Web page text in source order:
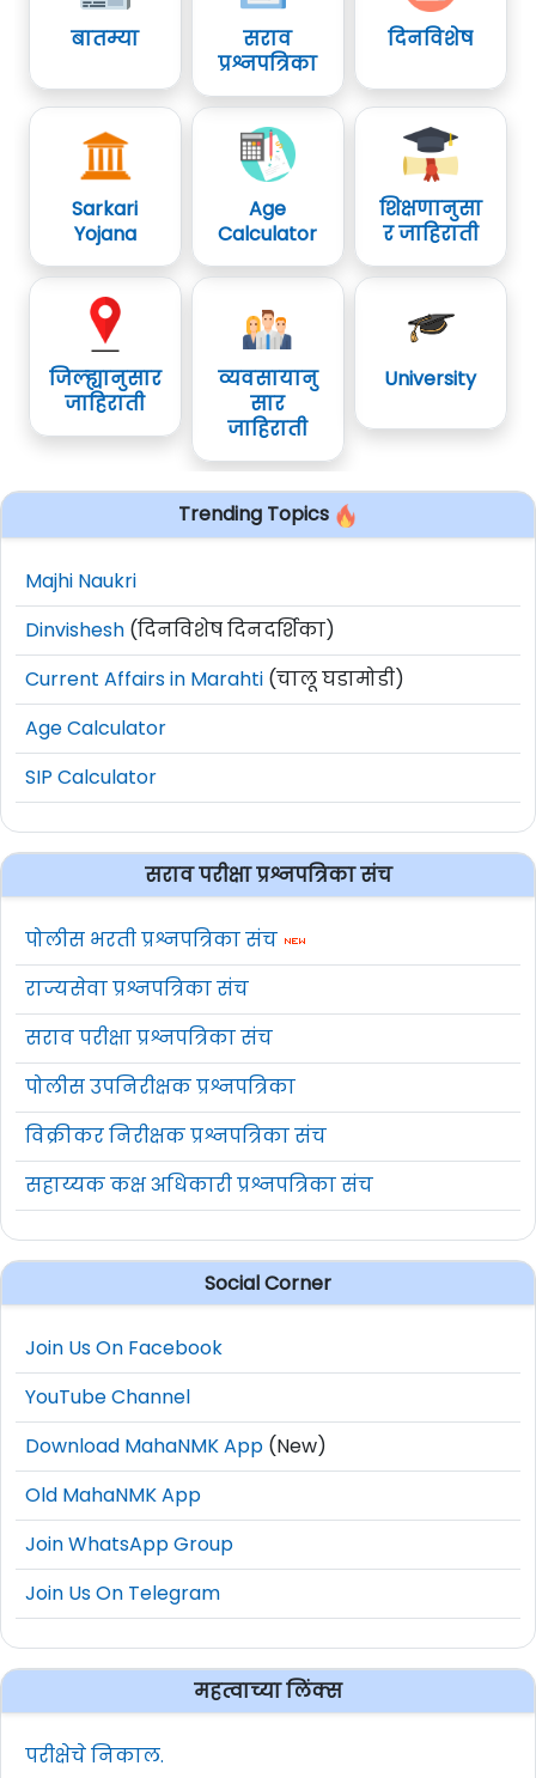
बातम्या
सराव
प्रश्नपत्रिका
दिनविशेष
Sarkari
Yojana
Age
Calculator
शिक्षणानुसा
र जाहिराती
जिल्ह्यानुसार
जाहिराती
व्यवसायानु
सार
जाहिराती
University
Trending Topics
Majhi Naukri
Dinvishesh (दिनविशेष दिनदर्शिका)
Current Affairs in Marahti (चालू घडामोडी)
Age Calculator
SIP Calculator
सराव परीक्षा प्रश्नपत्रिका संच
पोलीस भरती प्रश्नपत्रिका संच
राज्यसेवा प्रश्नपत्रिका संच
सराव परीक्षा प्रश्नपत्रिका संच
पोलीस उपनिरीक्षक प्रश्नपत्रिका
विक्रीकर निरीक्षक प्रश्नपत्रिका संच
सहाय्यक कक्ष अधिकारी प्रश्नपत्रिका संच
Social Corner
Join Us On Facebook
YouTube Channel
Download MahaNMK App (New)
Old MahaNMK App
Join WhatsApp Group
Join Us On Telegram
महत्वाच्या लिंक्स
परीक्षेचे निकाल.